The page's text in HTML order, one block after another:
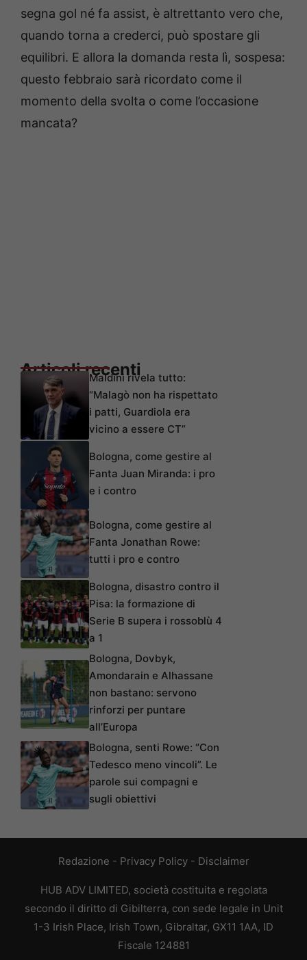
segna gol né fa assist, è altrettanto vero che,
quando torna a crederci, può spostare gli
equilibri. E allora la domanda resta lì, sospesa:
questo febbraio sarà ricordato come il
momento della svolta o come l’occasione
mancata?
Articoli recenti
Maldini rivela tutto:
“Malagò non ha rispettato
i patti, Guardiola era
vicino a essere CT”
Bologna, come gestire al
Fanta Juan Miranda: i pro
e i contro
Bologna, come gestire al
Fanta Jonathan Rowe:
tutti i pro e contro
Bologna, disastro contro il
Pisa: la formazione di
Serie B supera i rossoblù 4
a 1
Bologna, Dovbyk,
Amondarain e Alhassane
non bastano: servono
rinforzi per puntare
all’Europa
Bologna, senti Rowe: “Con
Tedesco meno vincoli”. Le
parole sui compagni e
sugli obiettivi
Redazione - Privacy Policy- Disclaimer
HUB ADV LIMITED, società costituita e regolata
secondo il diritto di Gibilterra, con sede legale in Unit
1-3 Irish Place, Irish Town, Gibraltar, GX11 1AA, ID
Fiscale 124881